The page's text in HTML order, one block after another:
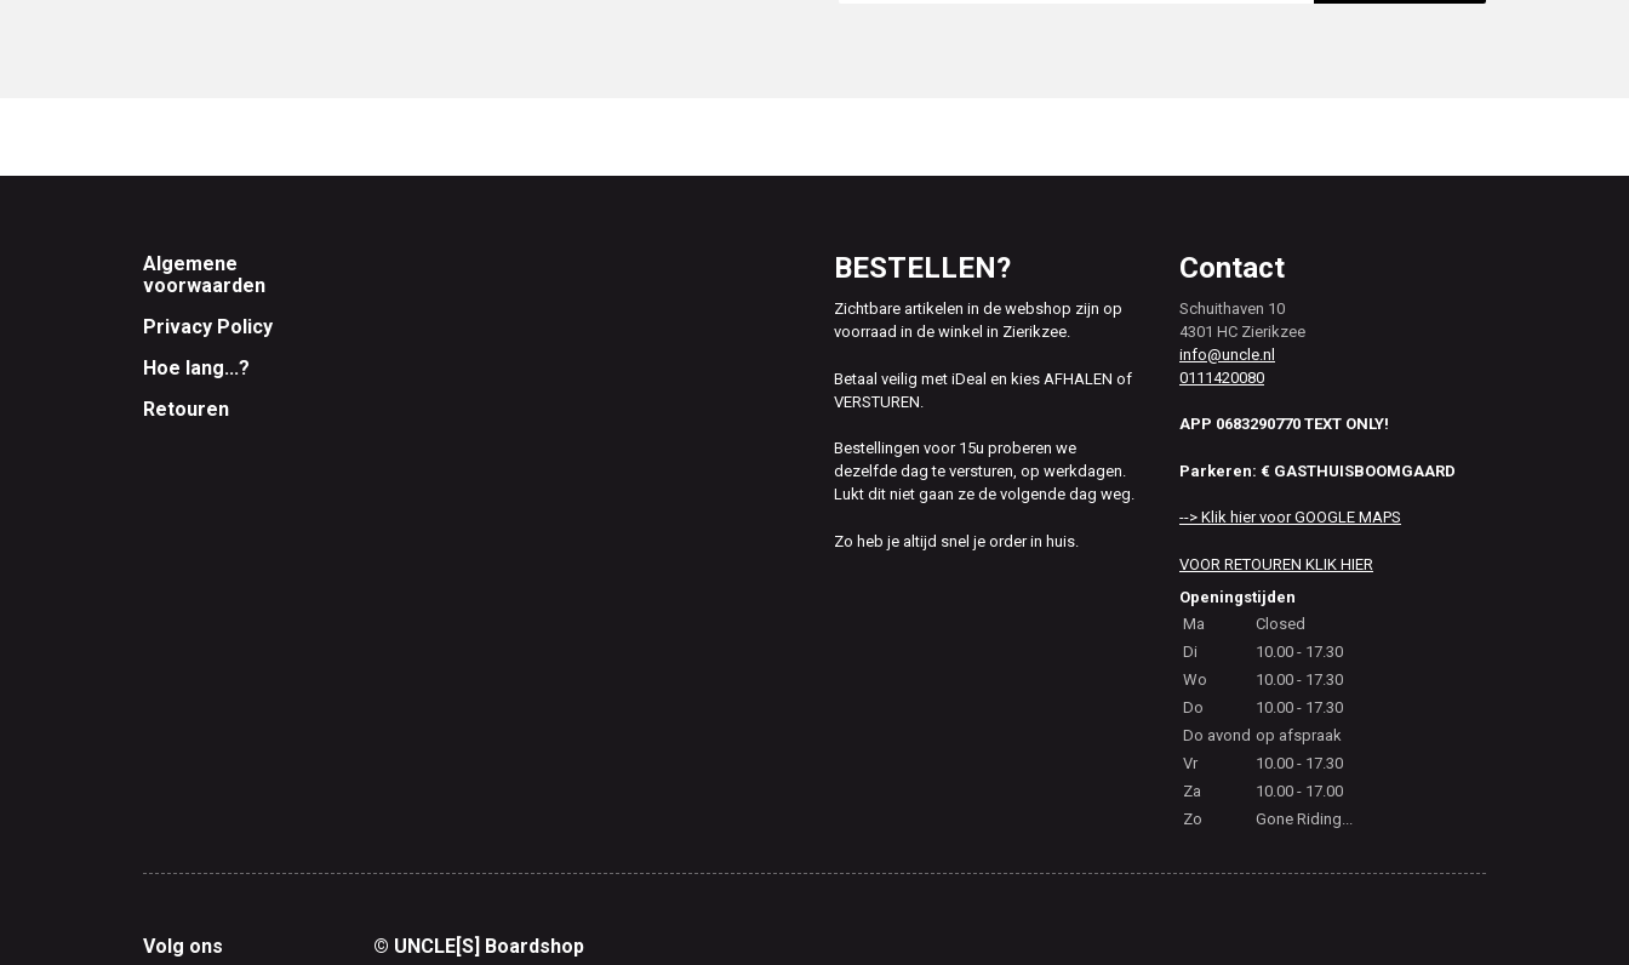
Footer
Algemene
voorwaarden
Privacy Policy
Hoe lang...?
Retouren
BESTELLEN?
Zichtbare artikelen in de webshop zijn op
voorraad in de winkel in Zierikzee.
Betaal veilig met iDeal en kies AFHALEN of
VERSTUREN.
Bestellingen voor 15u proberen we
dezelfde dag te versturen, op werkdagen.
Lukt dit niet gaan ze de volgende dag weg.
Zo heb je altijd snel je order in huis.
Contact
Schuithaven 10
4301 HC Zierikzee
info@uncle.nl
0111420080
APP 0683290770 TEXT ONLY!
Parkeren: € GASTHUISBOOMGAARD
--> Klik hier voor GOOGLE MAPS
VOOR RETOUREN KLIK HIER
Openingstijden
Ma
Closed
Di
10.00 - 17.30
Wo
10.00 - 17.30
Do
10.00 - 17.30
Do avond op afspraak
Vr
10.00 - 17.30
Za
10.00 - 17.00
Zo
Gone Riding...
Volg ons © UNCLE[S] Boardshop